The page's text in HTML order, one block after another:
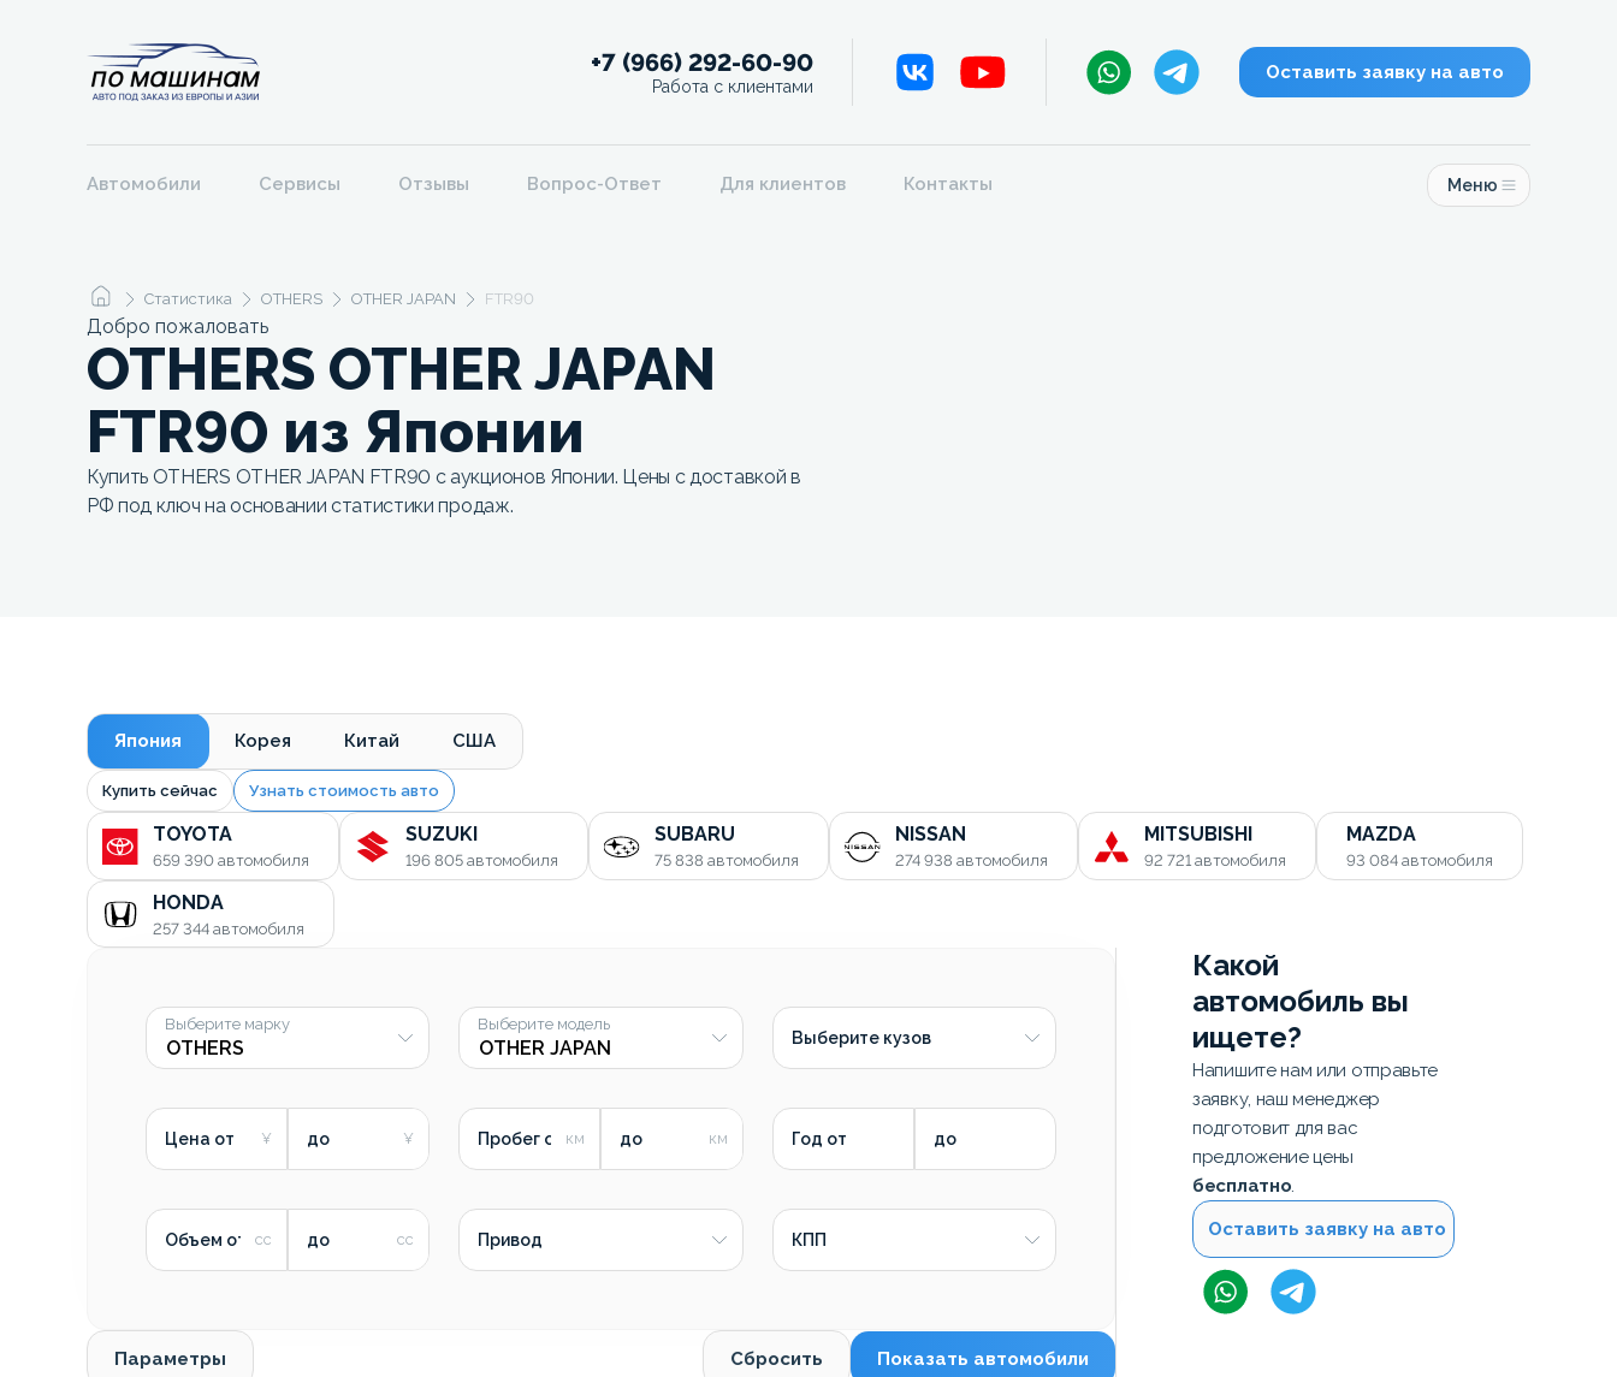
+7 (966) 292-60-90
Работа с клиентами
Оставить заявку на авто
Автомобили Сервисы Отзывы Вопрос-Ответ Для клиентов Контакты Меню
Статистика OTHERS OTHER JAPAN FTR90
Добро пожаловать
OTHERS OTHER JAPAN
FTR90 из Японии
Купить OTHERS OTHER JAPAN FTR90 с аукционов Японии. Цены с доставкой в
РФ под ключ на основании статистики продаж.
Япония Корея Китай США
Купить сейчас Узнать стоимость авто
TOYOTA
659 390 автомобиля
SUZUKI
196 805 автомобиля
SUBARU
75 838 автомобиля
NISSAN
274 938 автомобиля
MITSUBISHI
92 721 автомобиля
MAZDA
93 084 автомобиля
HONDA
257 344 автомобиля
Выберите марку Выберите модель
Выберите кузов
Цена от до Пробег от до Год от до
Объем от до Привод КПП
Параметры Сбросить Показать автомобили
Какой
автомобиль вы
ищете?
Напишите нам или отправьте
заявку, наш менеджер
подготовит для вас
предложение цены
бесплатно.
Оставить заявку на авто